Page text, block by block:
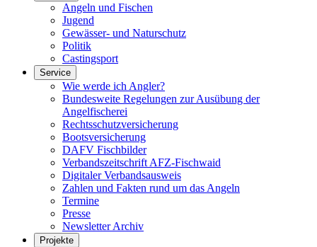
Angeln und Fischen
Jugend
Gewässer- und Naturschutz
Politik
Castingsport
Service
Wie werde ich Angler?
Bundesweite Regelungen zur Ausübung der
Angelfischerei
Rechtsschutzversicherung
Bootsversicherung
DAFV Fischbilder
Verbandszeitschrift AFZ-Fischwaid
Digitaler Verbandsausweis
Zahlen und Fakten rund um das Angeln
Termine
Presse
Newsletter Archiv
Projekte